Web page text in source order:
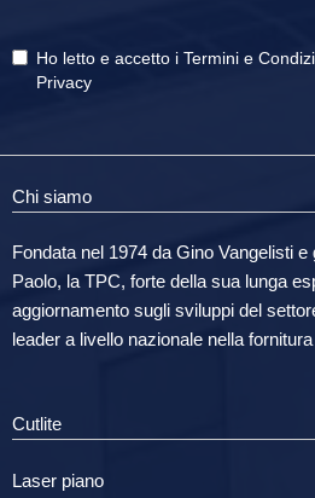
Ho letto e accetto i Termini e
Privacy
Chi siamo
Fondata nel 1974 da Gino Vangelisti
Paolo, la TPC, forte della sua lunga
aggiornamento sugli sviluppi del
leader a livello nazionale nella
Cutlite
Laser piano